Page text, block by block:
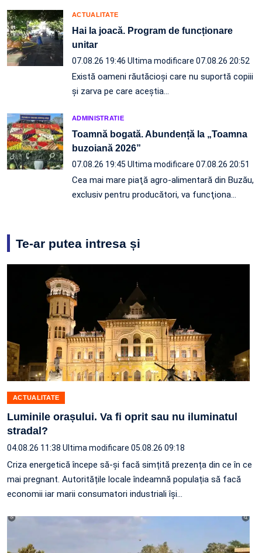
ACTUALITATE
Hai la joacă. Program de funcționare
unitar
07.08.26 19:46 Ultima modificare 07.08.26 20:52
Există oameni răutăcioși care nu suportă copiii
și zarva pe care aceștia…
ADMINISTRATIE
Toamnă bogată. Abundență la „Toamna
buzoiană 2026”
07.08.26 19:45 Ultima modificare 07.08.26 20:51
Cea mai mare piaţă agro-alimentară din Buzău,
exclusiv pentru producători, va funcţiona…
Te-ar putea intresa și
ACTUALITATE
Luminile orașului. Va fi oprit sau nu iluminatul
stradal?
04.08.26 11:38 Ultima modificare 05.08.26 09:18
Criza energetică începe să-și facă simțită prezența din ce în ce
mai pregnant. Autoritățile locale îndeamnă populația să facă
economii iar marii consumatori industriali își…